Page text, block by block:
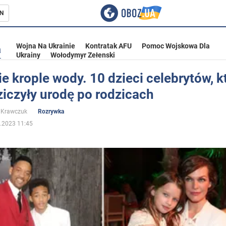
Ukrainie
Wojna Na Ukrainie Kontratak AFU
Pomoc Wojskowa Dla
Ukrainy
Wołodymyr Zełenski
krople wody. 10 dzieci celebrytów,
urodę po rodzicach
Rozrywka
11:45